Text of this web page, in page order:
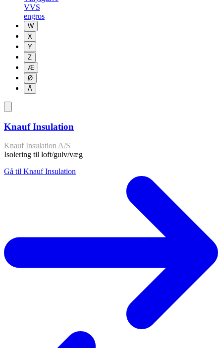
VVS
engros
W
X
Y
Z
Æ
Ø
Å
Knauf Insulation
Knauf Insulation A/S
Isolering til loft/gulv/væg
Gå til Knauf Insulation